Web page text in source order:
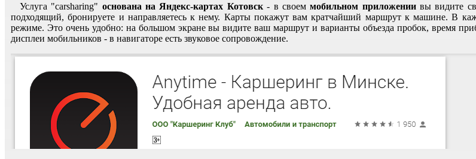
Услуга "carsharing" основана на Яндекс-картах Котовск- в своеммобильном приложениивы видите
подходящий, бронируете и направляетесь к нему. Карты покажут вам кратчайший маршрут к машине. В
режиме. Это очень удобно: на большом экране вы видите ваш маршрут и варианты объезда пробок, время
дисплеи мобильников - в навигаторе есть звуковое сопровождение.